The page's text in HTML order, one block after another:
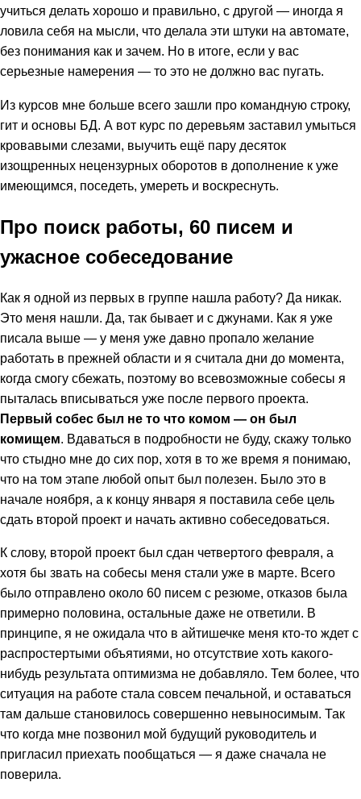
учиться делать хорошо и правильно, с другой — иногда я
ловила себя на мысли, что делала эти штуки на автомате,
без понимания как и зачем. Но в итоге, если у вас
серьезные намерения — то это не должно вас пугать.
Из курсов мне больше всего зашли про командную строку,
гит и основы БД. А вот курс по деревьям заставил умыться
кровавыми слезами, выучить ещё пару десяток
изощренных нецензурных оборотов в дополнение к уже
имеющимся, поседеть, умереть и воскреснуть.
Про поиск работы, 60 писем и
ужасное собеседование
Как я одной из первых в группе нашла работу? Да никак.
Это меня нашли. Да, так бывает и с джунами. Как я уже
писала выше — у меня уже давно пропало желание
работать в прежней области и я считала дни до момента,
когда смогу сбежать, поэтому во всевозможные собесы я
пыталась вписываться уже после первого проекта.
Первый собес был не то что комом — он был
комищем. Вдаваться в подробности не буду, скажу только
что стыдно мне до сих пор, хотя в то же время я понимаю,
что на том этапе любой опыт был полезен. Было это в
начале ноября, а к концу января я поставила себе цель
сдать второй проект и начать активно собеседоваться.
К слову, второй проект был сдан четвертого февраля, а
хотя бы звать на собесы меня стали уже в марте. Всего
было отправлено около 60 писем с резюме, отказов была
примерно половина, остальные даже не ответили. В
принципе, я не ожидала что в айтишечке меня кто-то ждет с
распростертыми объятиями, но отсутствие хоть какого-
нибудь результата оптимизма не добавляло. Тем более, что
ситуация на работе стала совсем печальной, и оставаться
там дальше становилось совершенно невыносимым. Так
что когда мне позвонил мой будущий руководитель и
пригласил приехать пообщаться — я даже сначала не
поверила.